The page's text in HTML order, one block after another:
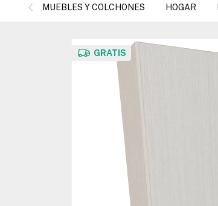
MUEBLES Y COLCHONES HOGAR
GRATIS